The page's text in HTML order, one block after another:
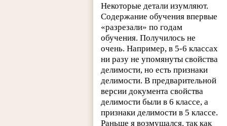
Некоторые детали изумляют.
Содержание обучения впервые
«разрезали» по годам
обучения. Получилось не
очень. Например, в 5-6 классах
ни разу не упомянуты свойства
делимости, но есть признаки
делимости. В предварительной
версии документа свойства
делимости были в 6 классе, а
признаки делимости в 5 классе.
Раньше я возмущался, так как